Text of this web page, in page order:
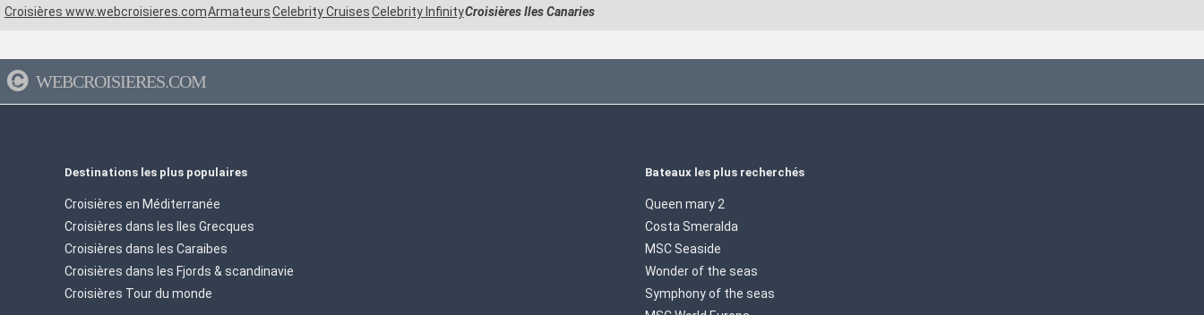
Croisières www.webcroisieres.comArmateursCelebrity CruisesCelebrity InfinityCroisières Iles Canaries
WEBCROISIERES.COM
Destinations les plus populaires
Croisières en Méditerranée
Croisières dans les Iles Grecques
Croisières dans les Caraibes
Croisières dans les Fjords & scandinavie
Croisières Tour du monde
Bateaux les plus recherchés
Queen mary 2
Costa Smeralda
MSC Seaside
Wonder of the seas
Symphony of the seas